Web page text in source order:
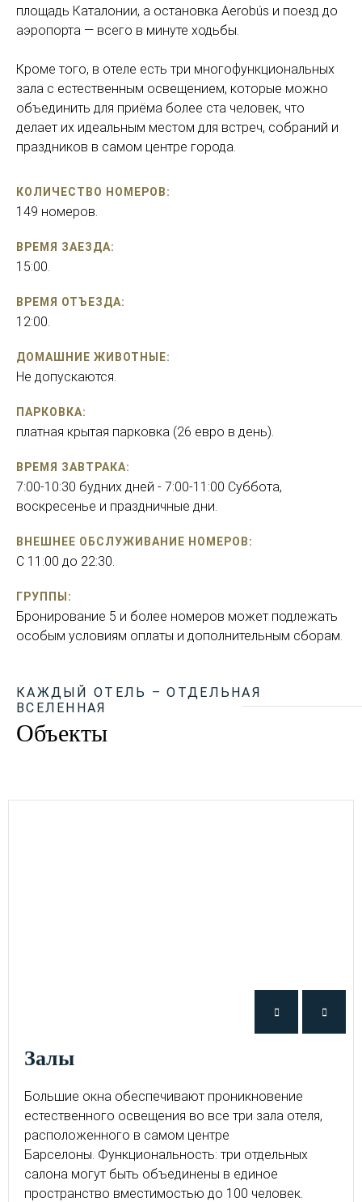
площадь Каталонии, а остановка Aerobús и поезд до
аэропорта — всего в минуте ходьбы.
Кроме того, в отеле есть три многофункциональных
зала с естественным освещением, которые можно
объединить для приёма более ста человек, что
делает их идеальным местом для встреч, собраний и
праздников в самом центре города.
КОЛИЧЕСТВО НОМЕРОВ:
149 номеров.
ВРЕМЯ ЗАЕЗДА:
15:00.
ВРЕМЯ ОТЪЕЗДА:
12:00.
ДОМАШНИЕ ЖИВОТНЫЕ:
Не допускаются.
ПАРКОВКА:
платная крытая парковка (26 евро в день).
ВРЕМЯ ЗАВТРАКА:
7:00-10:30 будних дней - 7:00-11:00 Суббота,
воскресенье и праздничные дни.
ВНЕШНЕЕ ОБСЛУЖИВАНИЕ НОМЕРОВ:
C 11:00 до 22:30.
ГРУППЫ:
Бронирование 5 и более номеров может подлежать
особым условиям оплаты и дополнительным сборам.
КАЖДЫЙ ОТЕЛЬ – ОТДЕЛЬНАЯ
ВСЕЛЕННАЯ
Объекты
Залы
Большие окна обеспечивают проникновение
естественного освещения во все три зала отеля,
расположенного в самом центре
Барселоны. Функциональность: три отдельных
салона могут быть объединены в единое
пространство вместимостью до 100 человек.